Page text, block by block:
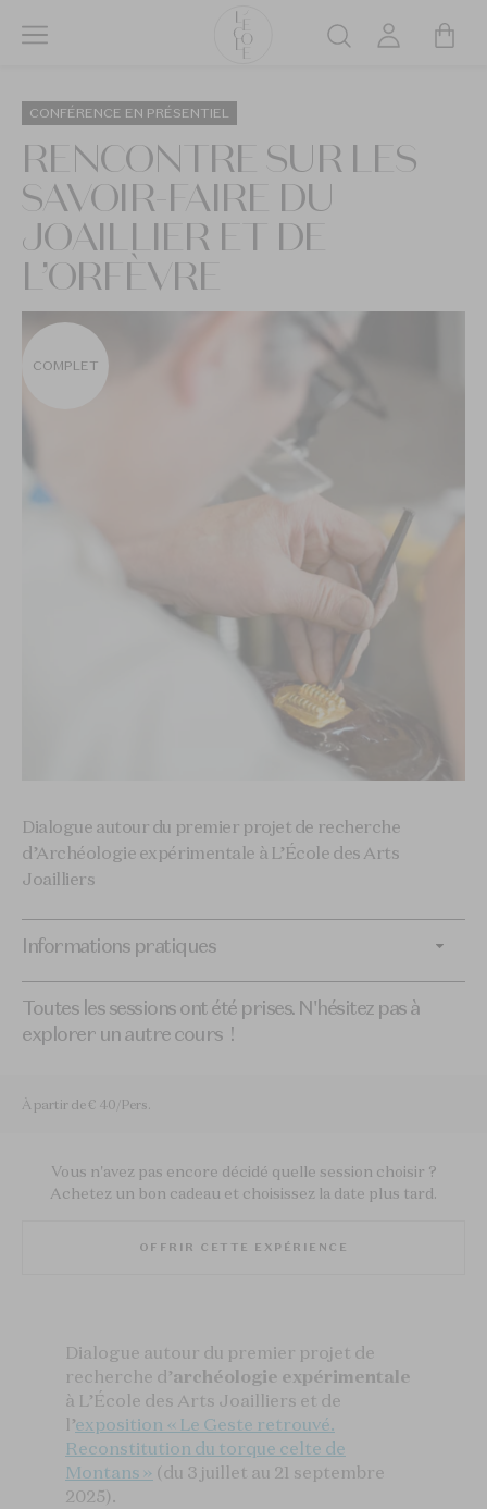
School
Jewelry
Arts
logo
Rechercher
CONFÉRENCE EN PRÉSENTIEL
RENCONTRE SUR LES
SAVOIR-FAIRE DU
JOAILLIER ET DE
L’ORFÈVRE
COMPLET
Dialogue autour du premier projet de recherche
d’Archéologie expérimentale à L’École des Arts
Joailliers
Informations pratiques
Toutes les sessions ont été prises. N'hésitez pas à
explorer un autre cours !
À partir de € 40/Pers.
Vous n'avez pas encore décidé quelle session choisir ?
Achetez un bon cadeau et choisissez la date plus tard.
OFFRIR CETTE EXPÉRIENCE
Dialogue autour du premier projet de
recherche d’archéologie expérimentale
à L’École des Arts Joailliers et de
l’exposition « Le Geste retrouvé.
Reconstitution du torque celte de
Montans » (du 3 juillet au 21 septembre
2025).